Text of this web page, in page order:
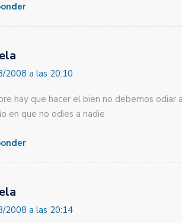
2008 a las 20:10
hay que hacer el bien no debemos
en que no odies a nadie
2008 a las 20:14